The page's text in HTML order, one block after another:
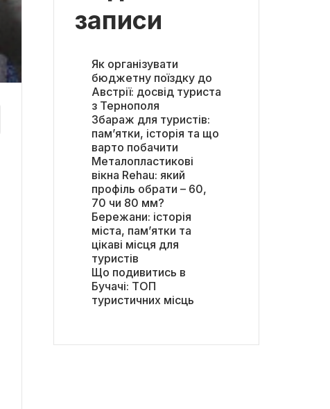
записи
Як організувати
бюджетну поїздку до
Австрії: досвід туриста
з Тернополя
Збараж для туристів:
пам’ятки, історія та що
варто побачити
Металопластикові
вікна Rehau: який
профіль обрати – 60,
70 чи 80 мм?
Бережани: історія
міста, пам’ятки та
цікаві місця для
туристів
Що подивитись в
Бучачі: ТОП
туристичних місць